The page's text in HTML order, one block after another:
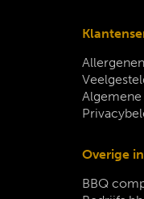
Allergenen
Overige
BBQ